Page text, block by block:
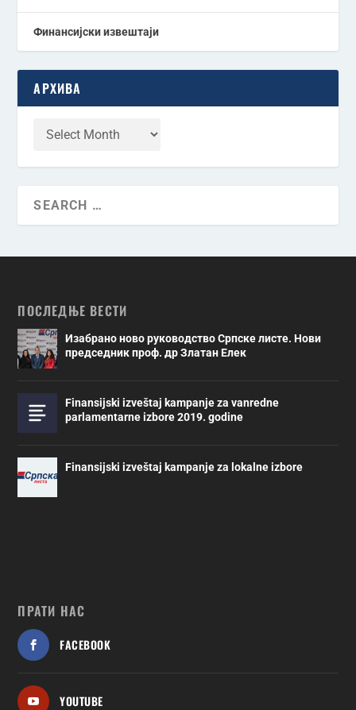
Финансијски извештаји
АРХИВА
ПОСЛЕДЊЕ ВЕСТИ
Изабрано ново руководство Српске листе. Нови
председник проф. др Златан Елек
Finansijski izveštaj kampanje za vanredne
parlamentarne izbore 2019. godine
Finansijski izveštaj kampanje za lokalne izbore
ПРАТИ НАС
FACEBOOK
YOUTUBE